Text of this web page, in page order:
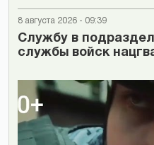
8 августа 2026 - 09:39
Cлужбу в
службы войск